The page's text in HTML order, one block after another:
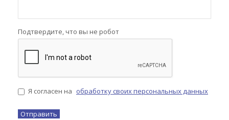
Подтвердите, что вы не робот
Я согласен на обработку своих персональных данных